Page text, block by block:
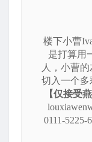
楼下小曹
是打算用
人，小曹
切入一个多
【仅接受
0111-